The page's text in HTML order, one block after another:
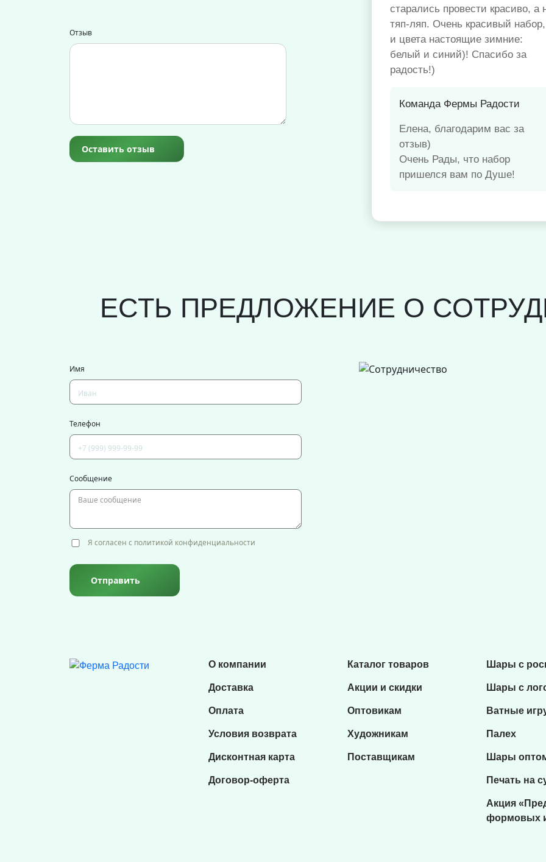
Отзыв
Оставить отзыв
старались провести красиво, а
тяп-ляп. Очень красивый набор,
и цвета настоящие зимние:
белый и синий)! Спасибо за
радость!)
Команда Фермы Радости
Елена, благодарим вас за
отзыв)
Очень Рады, что набор
пришелся вам по Душе!
ЕСТЬ ПРЕДЛОЖЕНИЕ О
Имя
Телефон
Сообщение
Я согласен с политикой конфиденциальности
Отправить
О компании
Доставка
Оплата
Условия возврата
Дисконтная карта
Договор-оферта
Каталог товаров
Акции и скидки
Оптовикам
Художникам
Поставщикам
Шары с
Шары с
Ватные
Палех
Шары
Печать на
Акция
формовых